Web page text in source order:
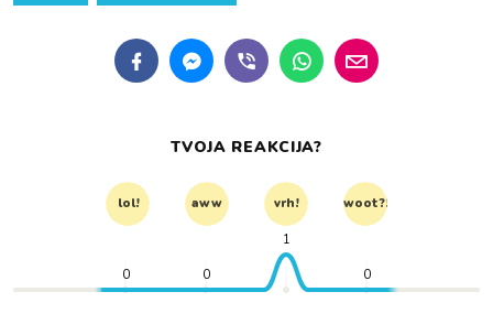
TVOJA REAKCIJA?
lol! aww vrh! woot?!
0 0
1
0